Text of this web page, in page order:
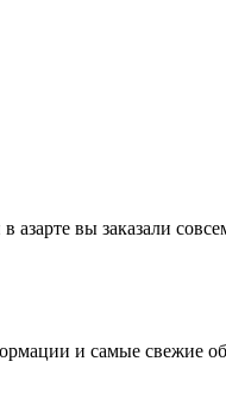
вы заказали
и самые свежие